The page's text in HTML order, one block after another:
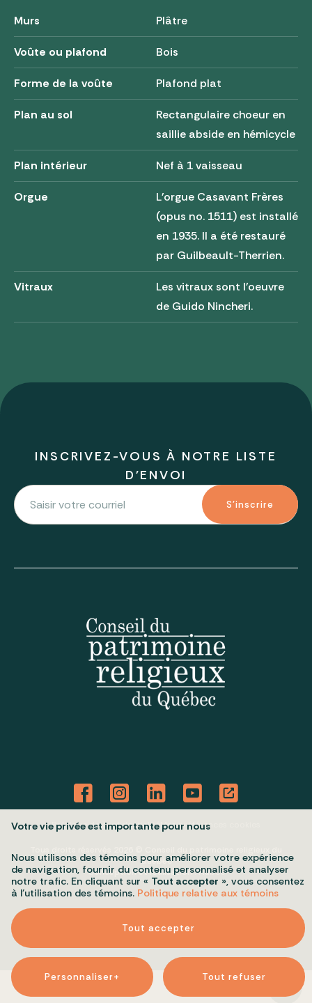
Murs Plâtre
Voûte ou plafond Bois
Forme de la voûte Plafond plat
Plan au sol
Rectangulaire choeur en
saillie abside en hémicycle
Plan intérieur Nef à 1 vaisseau
Orgue
L'orgue Casavant Frères
(opus no. 1511) est installé
en 1935. Il a été restauré
par Guilbeault-Therrien.
Vitraux
Les vitraux sont l'oeuvre
de Guido Nincheri.
INSCRIVEZ-VOUS À NOTRE LISTE
D'ENVOI
S'inscrire
Politique de confidentialité Mes préférences cookies
Québec
Conception et réalisation :Nubee
Votre vie privée est importante pour nous
Nous utilisons des témoins pour améliorer votre expérience
de navigation, fournir du contenu personnalisé et analyser
notre trafic. En cliquant sur « Tout accepter », vous consentez
à l’utilisation des témoins. Politique relative aux témoins
Personnaliser+ Tout refuser
Tout accepter